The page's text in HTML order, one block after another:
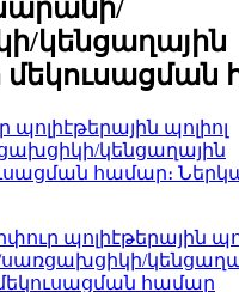
կենցաղային